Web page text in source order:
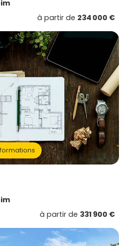
à partir de 234 000 €
à partir de 331 900 €